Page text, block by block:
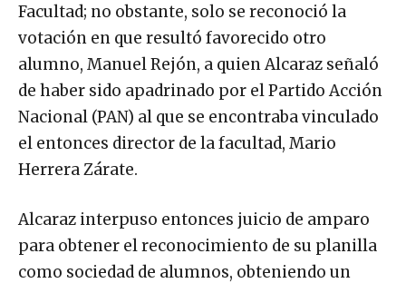
Facultad; no obstante, solo se reconoció la
votación en que resultó favorecido otro
alumno, Manuel Rejón, a quien Alcaraz señaló
de haber sido apadrinado por el Partido Acción
Nacional (PAN) al que se encontraba vinculado
el entonces director de la facultad, Mario
Herrera Zárate.
Alcaraz interpuso entonces juicio de amparo
para obtener el reconocimiento de su planilla
como sociedad de alumnos, obteniendo un